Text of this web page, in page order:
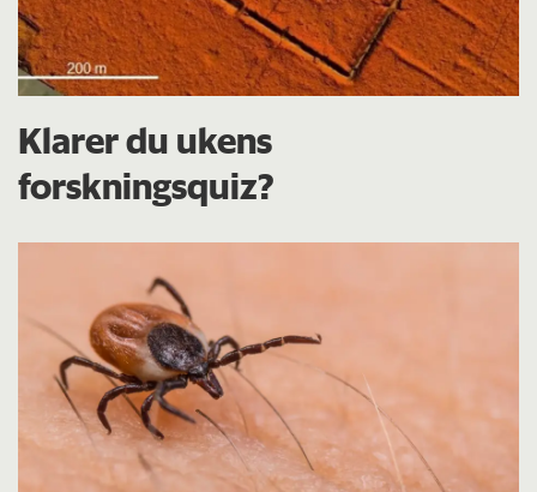
Klarer du ukens
forskningsquiz?